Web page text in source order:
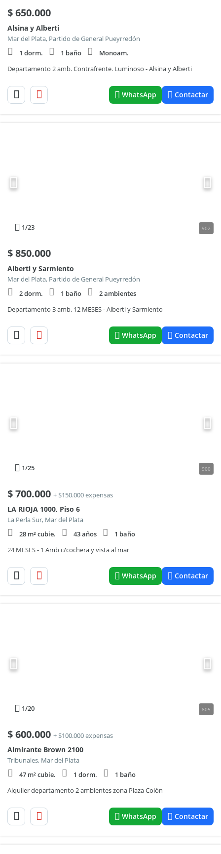
$650.000
Alsina y Alberti
Mar del Plata, Partido de General Pueyrredón
1 dorm.
1 baño
Monoam.
Departamento 2 amb. Contrafrente. Luminoso - Alsina y Alberti
WhatsApp Contactar
1/23 902
$850.000
Alberti y Sarmiento
Mar del Plata, Partido de General Pueyrredón
2 dorm.
1 baño
2 ambientes
Departamento 3 amb. 12 MESES - Alberti y Sarmiento
WhatsApp Contactar
1/25 900
$700.000 + $150.000 expensas
LA RIOJA 1000, Piso 6
La Perla Sur, Mar del Plata
28 m² cubie.
43 años
1 baño
24 MESES - 1 Amb c/cochera y vista al mar
WhatsApp Contactar
1/20 805
$600.000 + $100.000 expensas
Almirante Brown 2100
Tribunales, Mar del Plata
47 m² cubie.
1 dorm.
1 baño
Alquiler departamento 2 ambientes zona Plaza Colón
WhatsApp Contactar